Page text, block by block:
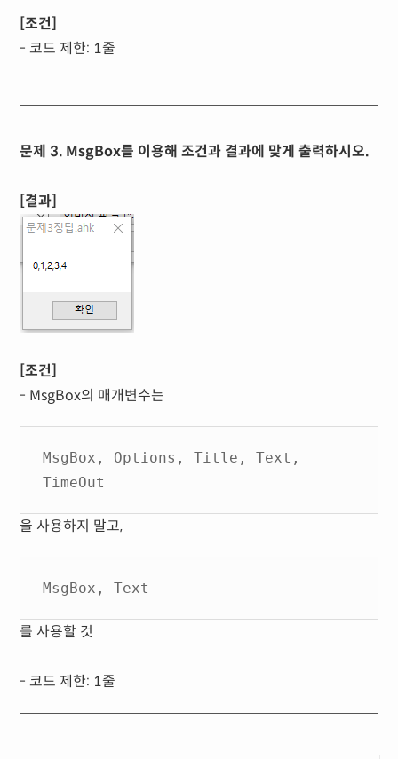
[조건]
- 코드 제한: 1줄
문제 3. MsgBox를 이용해 조건과 결과에 맞게 출력하시오.
[결과]
[조건]
- MsgBox의 매개변수는
MsgBox, Options, Title, Text,
TimeOut
을 사용하지 말고,
MsgBox, Text
를 사용할 것
- 코드 제한: 1줄